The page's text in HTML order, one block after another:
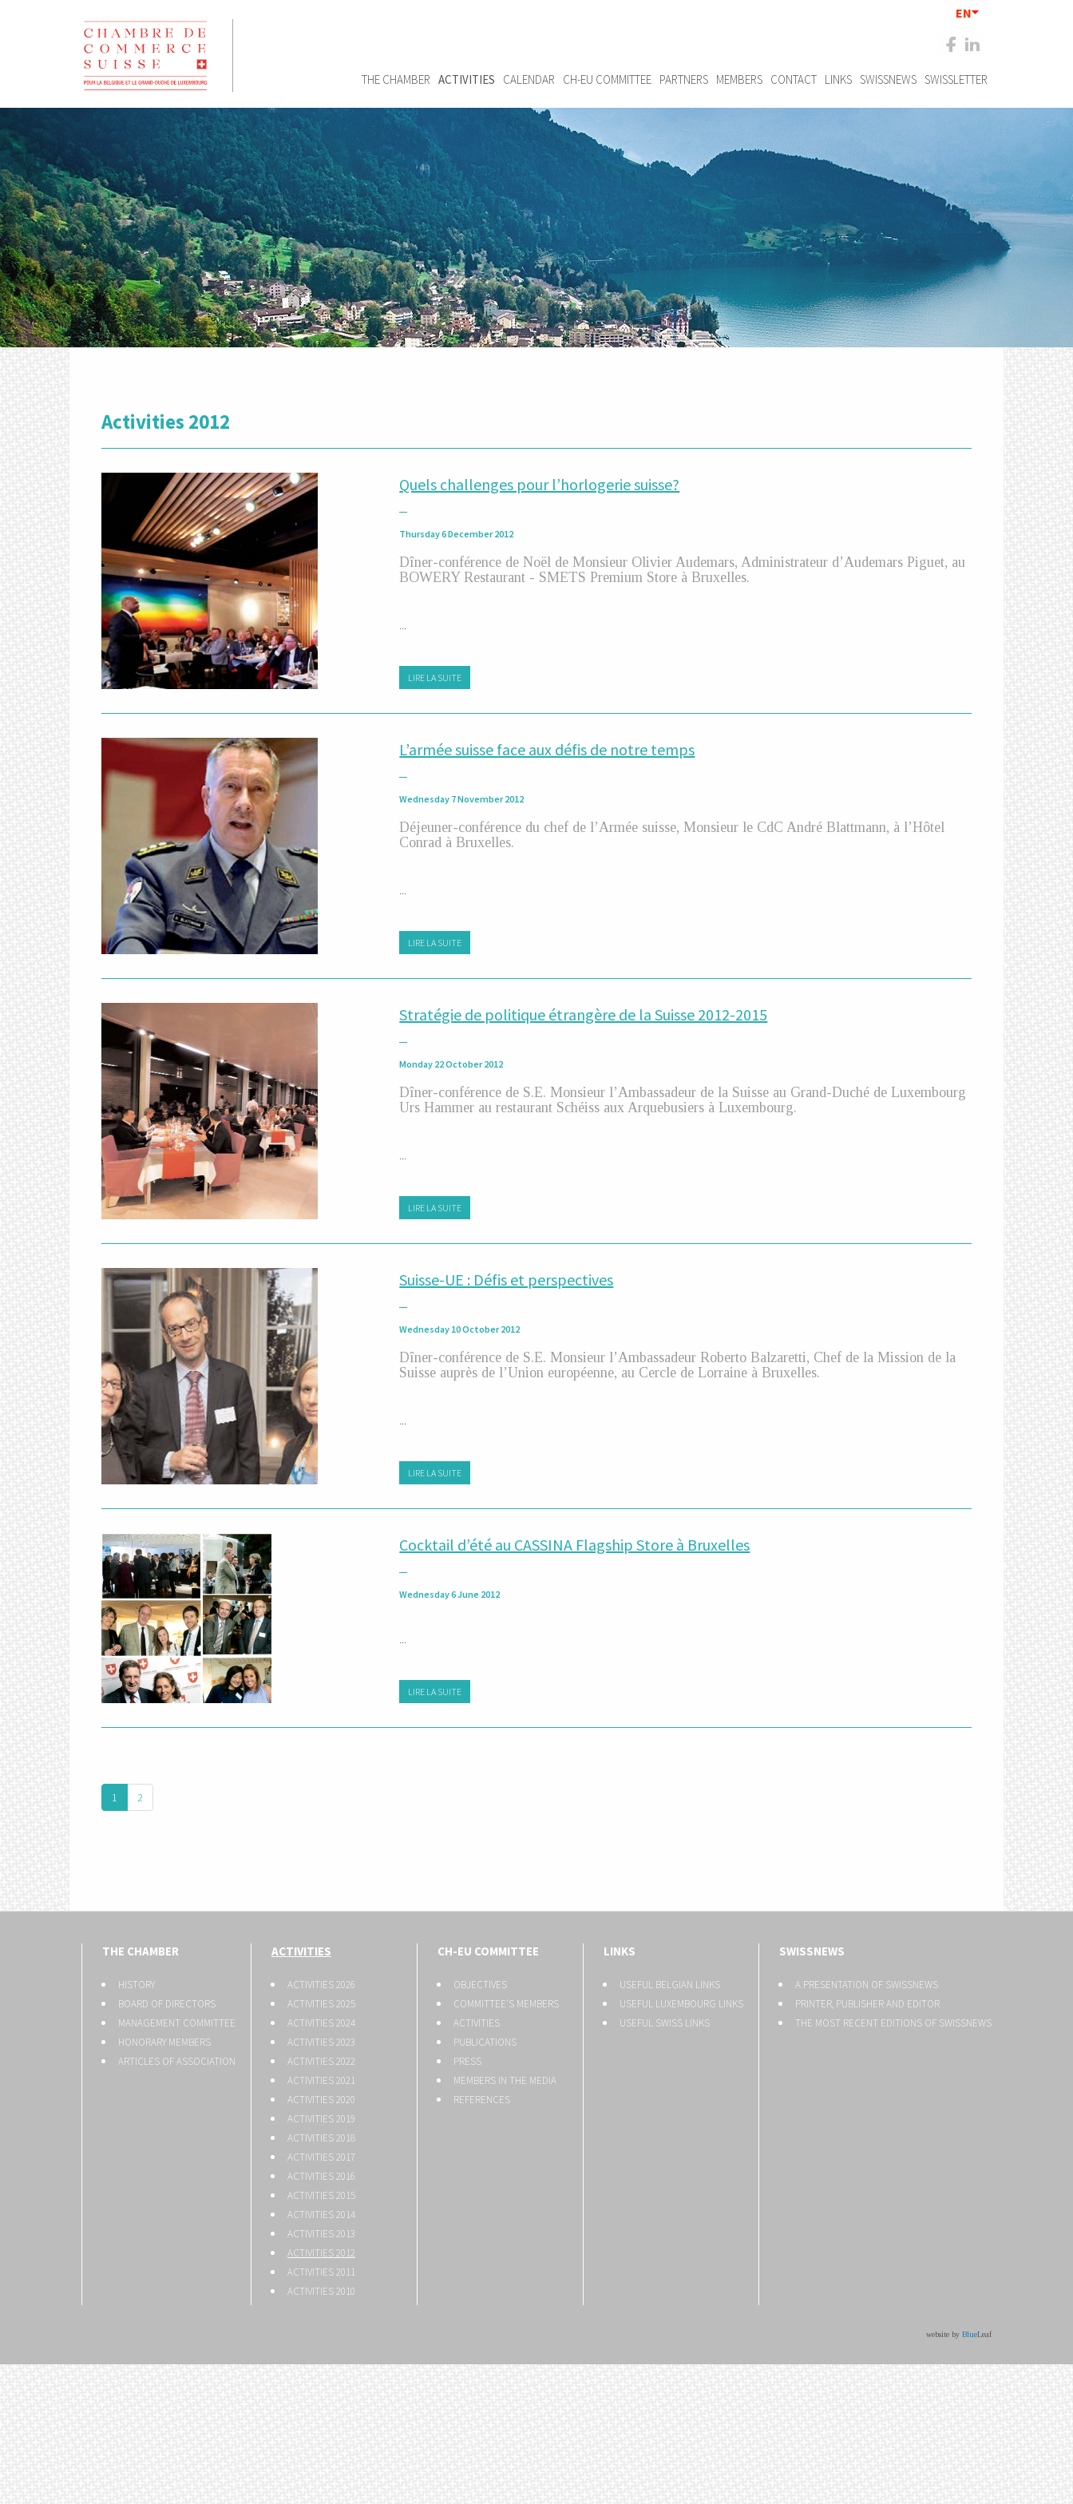
THE CHAMBER ACTIVITIES CALENDAR CH-EU COMMITTEE PARTNERS MEMBERS CONTACT LINKS SWISSNEWS SWISSLETTER
EN
Activities 2012
Quels challenges pour l’horlogerie suisse?
Thursday 6 December 2012
Dîner-conférence de Noël de Monsieur Olivier Audemars, Administrateur d’Audemars Piguet, au
BOWERY Restaurant - SMETS Premium Store à Bruxelles.
...
LIRE LA SUITE
L’armée suisse face aux défis de notre temps
Wednesday 7 November 2012
Déjeuner-conférence du chef de l’Armée suisse, Monsieur le CdC André Blattmann, à l’Hôtel
Conrad à Bruxelles.
...
LIRE LA SUITE
Stratégie de politique étrangère de la Suisse 2012-2015
Monday 22 October 2012
Dîner-conférence de S.E. Monsieur l’Ambassadeur de la Suisse au Grand-Duché de Luxembourg
Urs Hammer au restaurant Schéiss aux Arquebusiers à Luxembourg.
...
LIRE LA SUITE
Suisse-UE : Défis et perspectives
Wednesday 10 October 2012
Dîner-conférence de S.E. Monsieur l’Ambassadeur Roberto Balzaretti, Chef de la Mission de la
Suisse auprès de l’Union européenne, au Cercle de Lorraine à Bruxelles.
...
LIRE LA SUITE
Cocktail d’été au CASSINA Flagship Store à Bruxelles
Wednesday 6 June 2012
...
LIRE LA SUITE
1 2
THE CHAMBER
HISTORY
BOARD OF DIRECTORS
MANAGEMENT COMMITTEE
HONORARY MEMBERS
ARTICLES OF ASSOCIATION
ACTIVITIES
ACTIVITIES 2026
ACTIVITIES 2025
ACTIVITIES 2024
ACTIVITIES 2023
ACTIVITIES 2022
ACTIVITIES 2021
ACTIVITIES 2020
ACTIVITIES 2019
ACTIVITIES 2018
ACTIVITIES 2017
ACTIVITIES 2016
ACTIVITIES 2015
ACTIVITIES 2014
ACTIVITIES 2013
ACTIVITIES 2012
ACTIVITIES 2011
ACTIVITIES 2010
CH-EU COMMITTEE
OBJECTIVES
COMMITTEE'S MEMBERS
ACTIVITIES
PUBLICATIONS
PRESS
MEMBERS IN THE MEDIA
REFERENCES
LINKS
USEFUL BELGIAN LINKS
USEFUL LUXEMBOURG LINKS
USEFUL SWISS LINKS
SWISSNEWS
A PRESENTATION OF SWISSNEWS
PRINTER, PUBLISHER AND EDITOR
THE MOST RECENT EDITIONS OF SWISSNEWS
website by BlueLeaf